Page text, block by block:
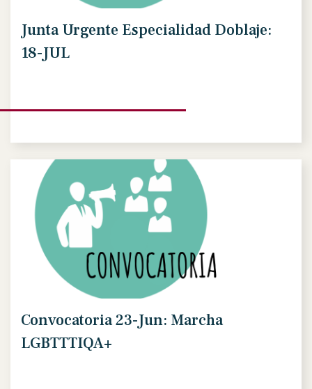
Junta Urgente Especialidad Doblaje:
18-JUL
Convocatoria 23-Jun: Marcha
LGBTTTIQA+